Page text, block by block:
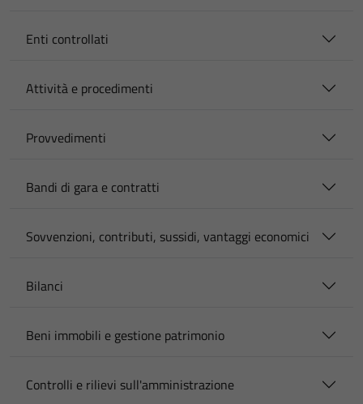
Enti controllati
Attività e procedimenti
Provvedimenti
Bandi di gara e contratti
Sovvenzioni, contributi, sussidi, vantaggi economici
Bilanci
Beni immobili e gestione patrimonio
Controlli e rilievi sull'amministrazione